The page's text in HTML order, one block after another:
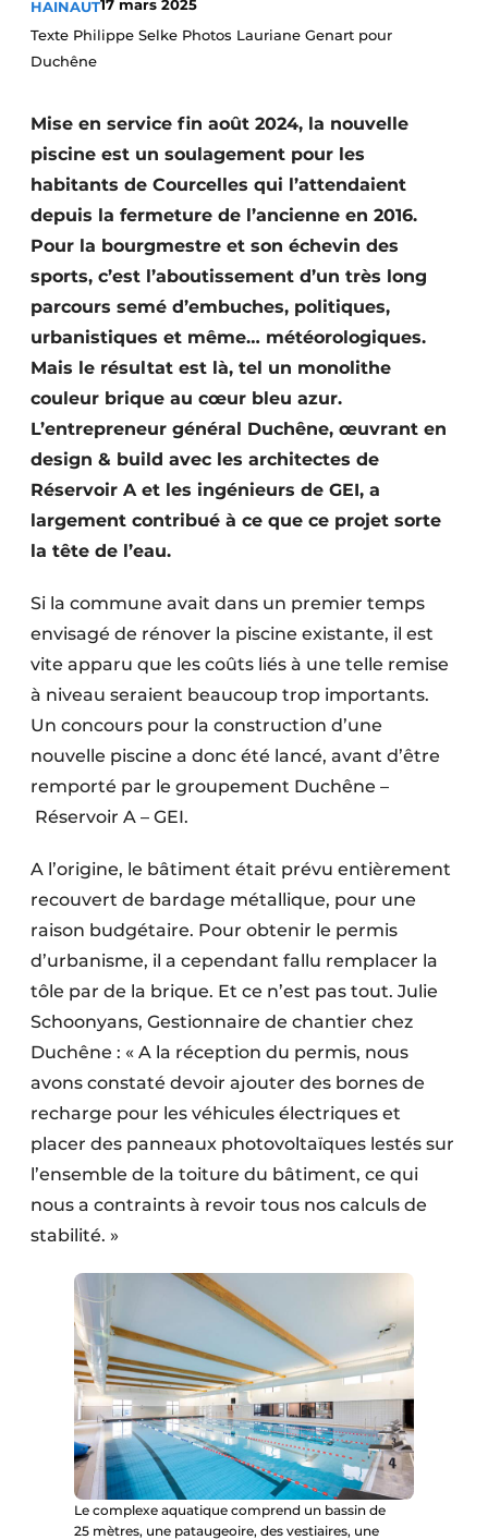
Video’s
Construction bois
Contrôle d’accès
Éclairage
Fondations
Façades
Géotextiles
Infrastructures souterraines et égouttage
Protection solaire
Rénovation
Sécurité incendie
Software
Techniques ferroviaires
Travaux ferroviaires
HAINAUT17 mars 2025
Texte Philippe Selke Photos Lauriane Genart pour
Duchêne
Mise en service fin août 2024, la nouvelle
piscine est un soulagement pour les
habitants de Courcelles qui l’attendaient
depuis la fermeture de l’ancienne en 2016.
Pour la bourgmestre et son échevin des
sports, c’est l’aboutissement d’un très long
parcours semé d’embuches, politiques,
urbanistiques et même… météorologiques.
Mais le résultat est là, tel un monolithe
couleur brique au cœur bleu azur.
L’entrepreneur général Duchêne, œuvrant en
design & build avec les architectes de
Réservoir A et les ingénieurs de GEI, a
largement contribué à ce que ce projet sorte
la tête de l’eau.
Si la commune avait dans un premier temps
envisagé de rénover la piscine existante, il est
vite apparu que les coûts liés à une telle remise
à niveau seraient beaucoup trop importants.
Un concours pour la construction d’une
nouvelle piscine a donc été lancé, avant d’être
remporté par le groupement Duchêne –
Réservoir A – GEI.
A l’origine, le bâtiment était prévu entièrement
recouvert de bardage métallique, pour une
raison budgétaire. Pour obtenir le permis
d’urbanisme, il a cependant fallu remplacer la
tôle par de la brique. Et ce n’est pas tout. Julie
Schoonyans, Gestionnaire de chantier chez
Duchêne : « A la réception du permis, nous
avons constaté devoir ajouter des bornes de
recharge pour les véhicules électriques et
placer des panneaux photovoltaïques lestés sur
l’ensemble de la toiture du bâtiment, ce qui
nous a contraints à revoir tous nos calculs de
stabilité. »
Le complexe aquatique comprend un bassin de
25 mètres, une pataugeoire, des vestiaires, une